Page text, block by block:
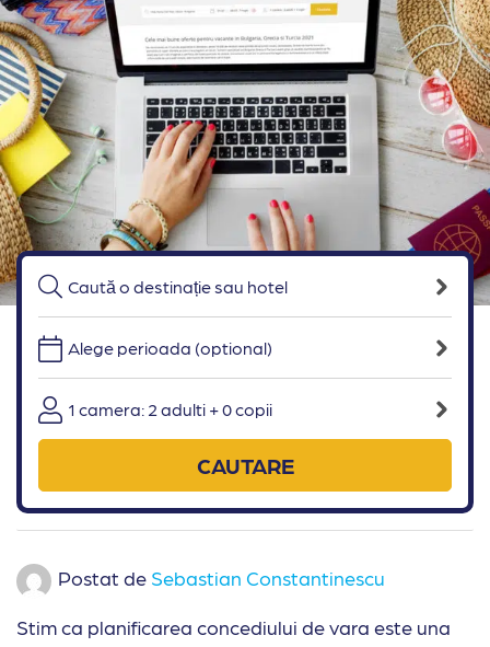
Alege perioada (optional)
1 camera: 2 adulti + 0 copii
CAUTARE
Postat de Sebastian Constantinescu
Stim ca planificarea concediului de vara este una